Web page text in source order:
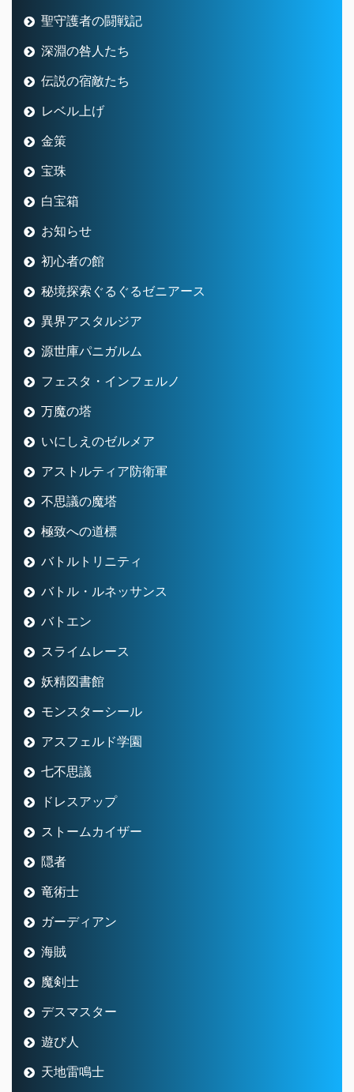
聖守護者の闘戦記
深淵の咎人たち
伝説の宿敵たち
レベル上げ
金策
宝珠
白宝箱
お知らせ
初心者の館
秘境探索ぐるぐるゼニアース
異界アスタルジア
源世庫パニガルム
フェスタ・インフェルノ
万魔の塔
いにしえのゼルメア
アストルティア防衛軍
不思議の魔塔
極致への道標
バトルトリニティ
バトル・ルネッサンス
バトエン
スライムレース
妖精図書館
モンスターシール
アスフェルド学園
七不思議
ドレスアップ
ストームカイザー
隠者
竜術士
ガーディアン
海賊
魔剣士
デスマスター
遊び人
天地雷鳴士